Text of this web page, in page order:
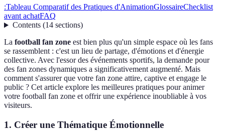
:Tableau Comparatif des Pratiques d'AnimationGlossaireChecklist
avant achatFAQ
Contents(14 sections)
La football fan zone est bien plus qu'un simple espace où les fans
se rassemblent : c'est un lieu de partage, d'émotions et d'énergie
collective. Avec l'essor des événements sportifs, la demande pour
des fan zones dynamiques a significativement augmenté. Mais
comment s'assurer que votre fan zone attire, captive et engage le
public ? Cet article explore les meilleures pratiques pour animer
votre football fan zone et offrir une expérience inoubliable à vos
visiteurs.
1. Créer une Thématique Émotionnelle